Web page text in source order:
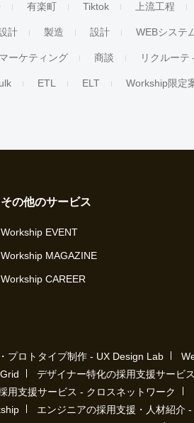
有楽町 Tiktok 上流工程
計 製造 設計 WEBシステ
ーケティング 商談 リクルーテ
ETL ELT Workship限定
その他のサービス
Workship EVENT
Workship MAGAZINE
Workship CAREER
プロトタイプ制作 - UX Design Lab
デザイナー特化の採用支援サービ
用支援サービス - クロスネットワーク
エンジニアの採用支援・人材紹介